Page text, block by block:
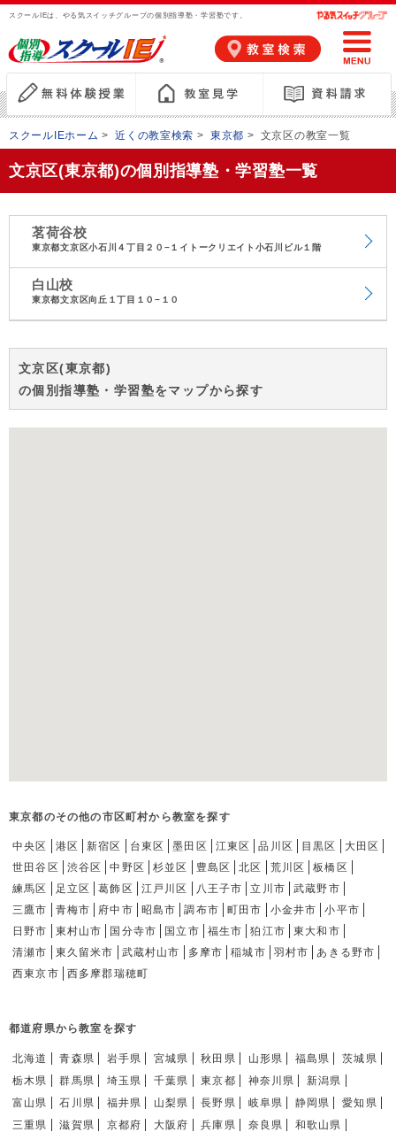
スクールIEは、やる気スイッチグループの個別指導塾・学習塾です。
スクールIEホーム > 近くの教室検索 > 東京都 > 文京区の教室一覧
文京区(東京都)の個別指導塾・学習塾一覧
茗荷谷校
東京都文京区小石川４丁目２０−１イトークリエイト小石川ビル１階
白山校
東京都文京区向丘１丁目１０−１０
文京区(東京都)
の個別指導塾・学習塾をマップから探す
東京都のその他の市区町村から教室を探す
中央区 港区 新宿区 台東区 墨田区 江東区 品川区 目黒区
大田区
世田谷区
渋谷区 中野区 杉並区 豊島区 北区 荒川区
板橋区
練馬区
足立区 葛飾区 江戸川区 八王子市 立川市
武蔵野市
三鷹市
青梅市 府中市 昭島市 調布市 町田市 小金井市
小平市
日野市
東村山市 国分寺市 国立市 福生市 狛江市
東大和市
清瀬市
東久留米市 武蔵村山市 多摩市 稲城市 羽村市
あきる野市
西東京市
西多摩郡瑞穂町
都道府県から教室を探す
北海道 青森県 岩手県 宮城県 秋田県 山形県 福島県
茨城県
栃木県
群馬県 埼玉県 千葉県 東京都 神奈川県
新潟県
富山県
石川県 福井県 山梨県 長野県 岐阜県 静岡県
愛知県
三重県
滋賀県 京都府 大阪府 兵庫県 奈良県
和歌山県